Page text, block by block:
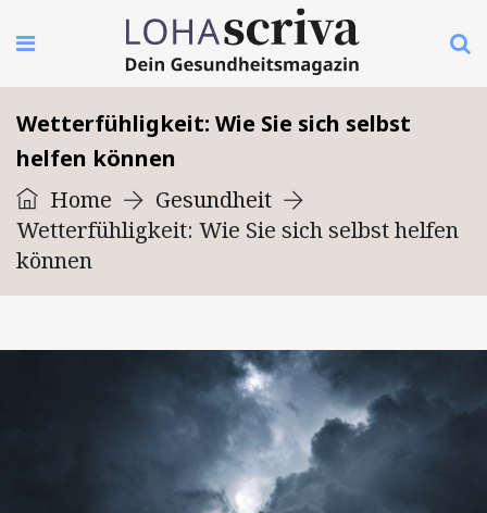
Wetterfühligkeit: Wie Sie sich selbst
helfen können
Home
Gesundheit
Wetterfühligkeit: Wie Sie sich selbst helfen
können